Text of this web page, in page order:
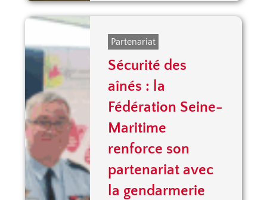
Partenariat
Sécurité des
aînés : la
Fédération Seine-
Maritime
renforce son
partenariat avec
la gendarmerie